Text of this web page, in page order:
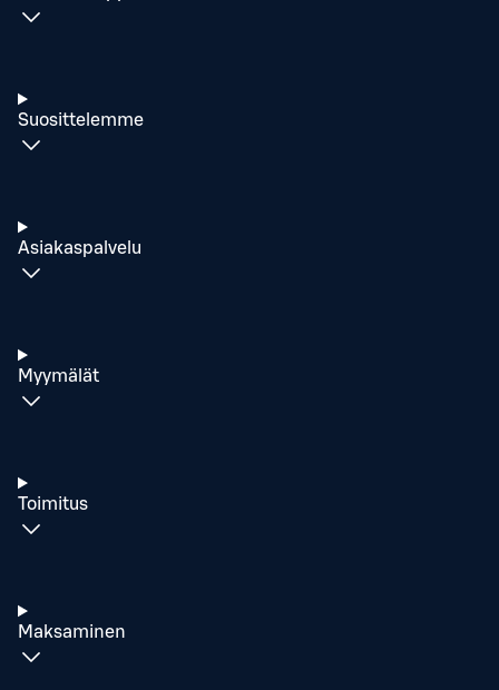
Suosittelemme
Asiakaspalvelu
Myymälät
Toimitus
Maksaminen